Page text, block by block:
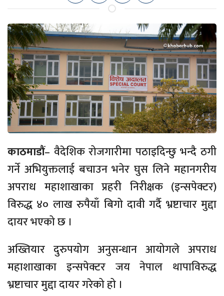
काठमाडौं– वैदेशिक रोजगारीमा पठाइदिन्छु भन्दै ठगी
गर्ने अभियुक्तलाई बचाउन भनेर घुस लिने महानगरीय
अपराध महाशाखाका प्रहरी निरीक्षक (इन्सपेक्टर)
विरुद्ध ४० लाख रुपैयाँ बिगो दावी गर्दै भ्रष्टाचार मुद्दा
दायर भएको छ ।
अख्तियार दुरुपयोग अनुसन्धान आयोगले अपराध
महाशाखाका इन्सपेक्टर जय नेपाल थापाविरुद्ध
भ्रष्टाचार मुद्दा दायर गरेको हो ।